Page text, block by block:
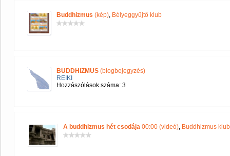
Buddhizmus (kép), Bélyeggyűjtő klub
BUDDHIZMUS (blogbejegyzés)
REIKI
Hozzászólások száma: 3
A buddhizmus hét csodája 00:00 (videó), Buddhizmus klub